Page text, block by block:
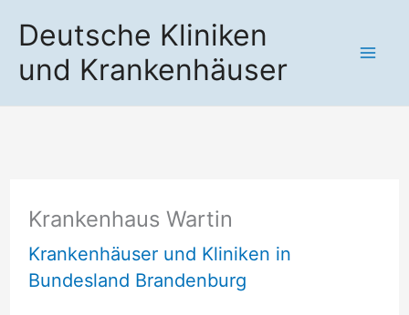
Inhalt
springen
Deutsche Kliniken
und Krankenhäuser
Krankenhaus Wartin
Krankenhäuser und Kliniken in
Bundesland Brandenburg